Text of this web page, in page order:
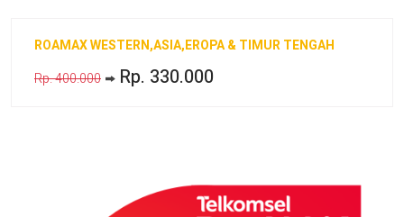
ROAMAX WESTERN,ASIA,EROPA & TIMUR TENGAH
Rp. 400.000
Rp. 330.000